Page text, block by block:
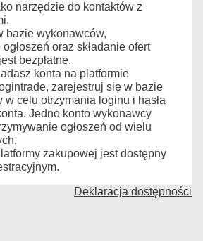
narzędzie do kontaktów z
bazie wykonawców,
oraz składanie ofert
bezpłatne.
konta na platformie
zarejestruj się w bazie
w celu otrzymania loginu i hasła
Jedno konto wykonawcy
ogłoszeń od wielu
zakupowej jest dostępny
Deklaracja dostępności